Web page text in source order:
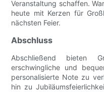
Veranstaltung schaffen.
heute mit Kerzen für
nächsten Feier.
Abschluss
Abschließend bieten
erschwingliche und
personalisierte Note zu
hin zu